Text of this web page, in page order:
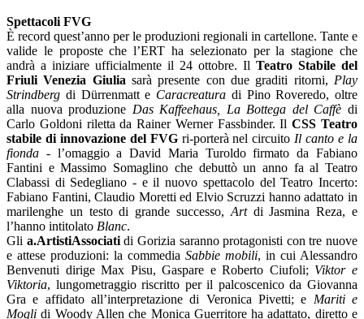
Spettacoli FVG
È record quest’anno per le produzioni regionali in cartellone. Tante e
valide le proposte che l’ERT ha selezionato per la stagione che
andrà a iniziare ufficialmente il 24 ottobre. Il Teatro Stabile del
Friuli Venezia Giulia sarà presente con due graditi ritorni, Play
Strindberg di Dürrenmatt e Caracreatura di Pino Roveredo, oltre
alla nuova produzione Das Kaffeehaus, La Bottega del Caffèdi
Carlo Goldoni riletta da Rainer Werner Fassbinder. IlCSS Teatro
stabile di innovazione del FVGri-porterà nel circuito Il canto e la
fionda - l’omaggio a David Maria Turoldo firmato da Fabiano
Fantini e Massimo Somaglino che debuttò un anno fa al Teatro
Clabassi di Sedegliano - e il nuovo spettacolo del Teatro Incerto:
Fabiano Fantini, Claudio Moretti ed Elvio Scruzzi hanno adattato in
marilenghe un testo di grande successo, Artdi Jasmina Reza, e
l’hanno intitolato Blanc.
Gli a.ArtistiAssociatidi Gorizia saranno protagonisti con tre nuove
e attese produzioni: la commedia Sabbie mobili, in cui Alessandro
Benvenuti dirige Max Pisu, Gaspare e Roberto Ciufoli; Viktor e
Viktoria, lungometraggio riscritto per il palcoscenico da Giovanna
Gra e affidato all’interpretazione di Veronica Pivetti; e Mariti e
Mogli di Woody Allen che Monica Guerritore ha adattato, diretto e